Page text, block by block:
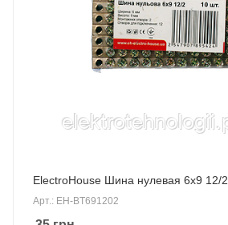
ElectroHouse Шина нулевая 6х9 12/2
Арт.: EH-BT691202